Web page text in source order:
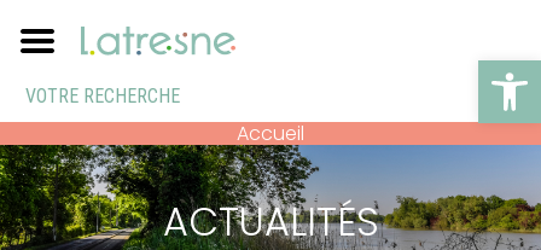
Accueil
ACTUALITÉS